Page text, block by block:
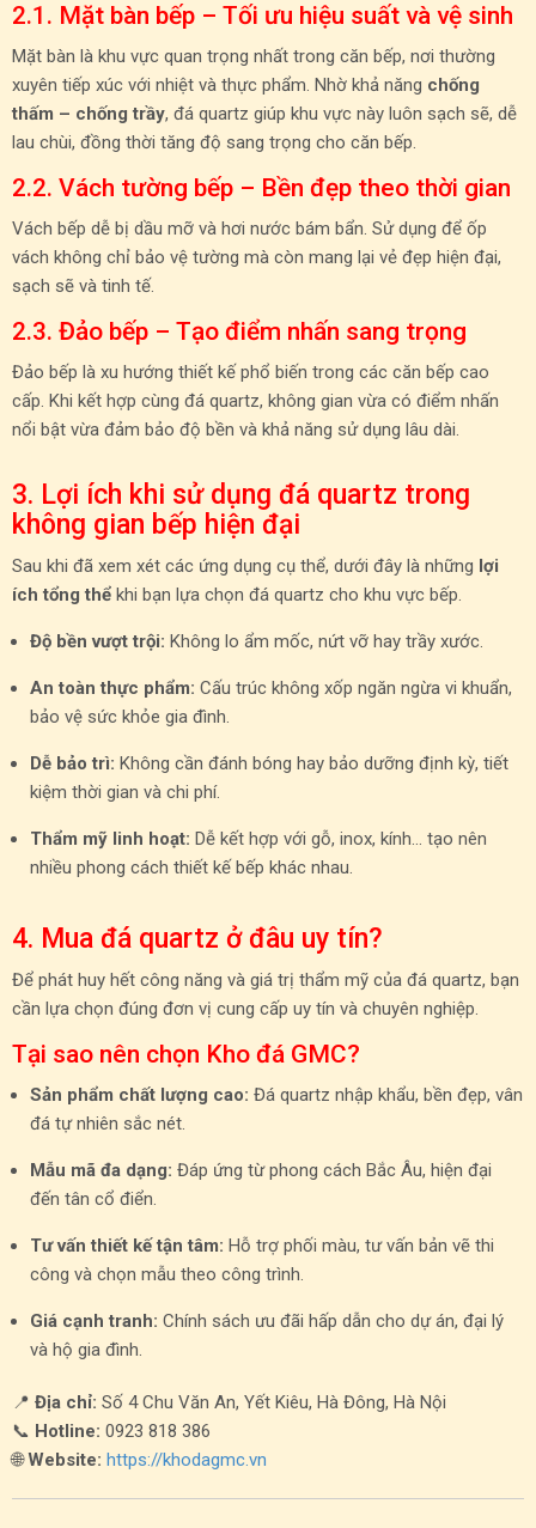
2.1. Mặt bàn bếp – Tối ưu hiệu suất và vệ sinh
Mặt bàn là khu vực quan trọng nhất trong căn bếp, nơi thường
xuyên tiếp xúc với nhiệt và thực phẩm. Nhờ khả năng chống
thấm – chống trầy, đá quartz giúp khu vực này luôn sạch sẽ, dễ
lau chùi, đồng thời tăng độ sang trọng cho căn bếp.
2.2. Vách tường bếp – Bền đẹp theo thời gian
Vách bếp dễ bị dầu mỡ và hơi nước bám bẩn. Sử dụng để ốp
vách không chỉ bảo vệ tường mà còn mang lại vẻ đẹp hiện đại,
sạch sẽ và tinh tế.
2.3. Đảo bếp – Tạo điểm nhấn sang trọng
Đảo bếp là xu hướng thiết kế phổ biến trong các căn bếp cao
cấp. Khi kết hợp cùng đá quartz, không gian vừa có điểm nhấn
nổi bật vừa đảm bảo độ bền và khả năng sử dụng lâu dài.
3. Lợi ích khi sử dụng đá quartz trong
không gian bếp hiện đại
Sau khi đã xem xét các ứng dụng cụ thể, dưới đây là những lợi
ích tổng thể khi bạn lựa chọn đá quartz cho khu vực bếp.
Độ bền vượt trội: Không lo ẩm mốc, nứt vỡ hay trầy xước.
An toàn thực phẩm: Cấu trúc không xốp ngăn ngừa vi khuẩn,
bảo vệ sức khỏe gia đình.
Dễ bảo trì: Không cần đánh bóng hay bảo dưỡng định kỳ, tiết
kiệm thời gian và chi phí.
Thẩm mỹ linh hoạt: Dễ kết hợp với gỗ, inox, kính… tạo nên
nhiều phong cách thiết kế bếp khác nhau.
4. Mua đá quartz ở đâu uy tín?
Để phát huy hết công năng và giá trị thẩm mỹ của đá quartz, bạn
cần lựa chọn đúng đơn vị cung cấp uy tín và chuyên nghiệp.
Tại sao nên chọn Kho đá GMC?
Sản phẩm chất lượng cao: Đá quartz nhập khẩu, bền đẹp, vân
đá tự nhiên sắc nét.
Mẫu mã đa dạng: Đáp ứng từ phong cách Bắc Âu, hiện đại
đến tân cổ điển.
Tư vấn thiết kế tận tâm: Hỗ trợ phối màu, tư vấn bản vẽ thi
công và chọn mẫu theo công trình.
Giá cạnh tranh: Chính sách ưu đãi hấp dẫn cho dự án, đại lý
và hộ gia đình.
📍 Địa chỉ: Số 4 Chu Văn An, Yết Kiêu, Hà Đông, Hà Nội
📞 Hotline: 0923 818 386
🌐Website: https://khodagmc.vn